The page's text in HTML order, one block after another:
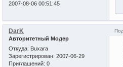
2007-08-06 00:51:45
DarK
Авторитетный Модер
Откуда: Buxara
Зарегистрирован: 2007-06-29
Приглашений: 0